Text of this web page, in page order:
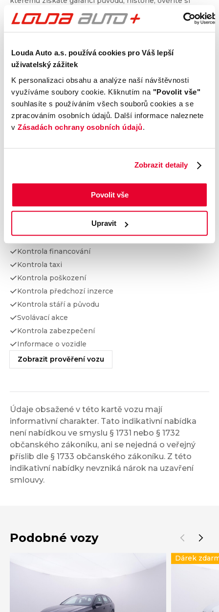
Louda Auto a.s. používá cookies pro Váš lepší
uživatelský zážitek
K personalizaci obsahu a analýze naší návštěvnosti
využíváme soubory cookie. Kliknutím na "Povolit vše"
souhlasíte s používáním všech souborů cookies a se
zpracováním osobních údajů. Další informace naleznete
v Zásadách ochrany osobních údajů.
Zobrazit detaily
Povolit vše
Upravit
nájezd kilometrů a získáte i další informace. Dvojité
prověření pro jistotu při nákupu.
Kontrola technického stavu
Motor
Převodovka a spojka
Nápravy a podvozek
Výfuková soustava
Brzdy
Karoserie
Prověření vozu od Cebia
Kontrola najetých km
Kontrola odcizení
Kontrola financování
Kontrola taxi
Kontrola poškození
Kontrola předchozí inzerce
Kontrola stáří a původu
Svolávací akce
Kontrola zabezpečení
Informace o vozidle
Zobrazit prověření vozu
Údaje obsažené v této kartě vozu mají
informativní charakter. Tato indikativní nabídka
není nabídkou ve smyslu § 1731 nebo § 1732
občanského zákoníku, ani se nejedná o veřejný
příslib dle § 1733 občanského zákoníku. Z této
indikativní nabídky nevzniká nárok na uzavření
smlouvy.
Podobné vozy
Dárek